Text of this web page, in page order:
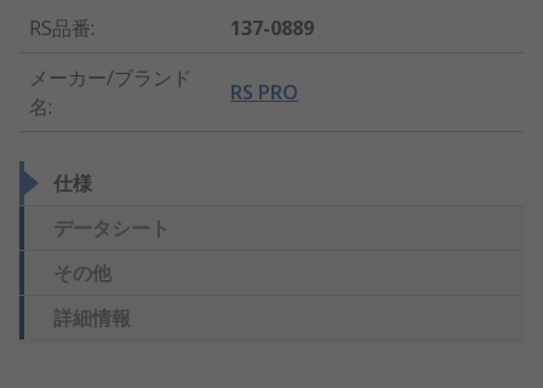
RS品番:
137-0889
メーカー/ブランド
名:
RS PRO
仕様
データシート
その他
詳細情報